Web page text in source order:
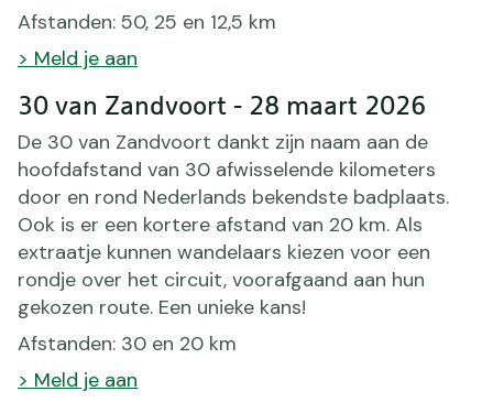
Afstanden: 50, 25 en 12,5 km
> Meld je aan
30 van Zandvoort - 28 maart 2026
De 30 van Zandvoort dankt zijn naam aan de
hoofdafstand van 30 afwisselende kilometers
door en rond Nederlands bekendste badplaats.
Ook is er een kortere afstand van 20 km. Als
extraatje kunnen wandelaars kiezen voor een
rondje over het circuit, voorafgaand aan hun
gekozen route. Een unieke kans!
Afstanden: 30 en 20 km
> Meld je aan